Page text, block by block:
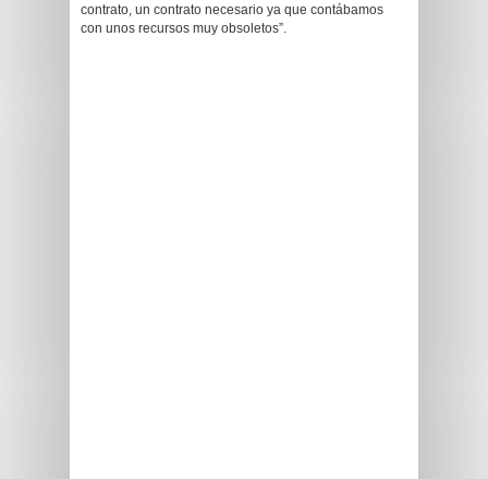
contrato, un contrato necesario ya que contábamos
con unos recursos muy obsoletos”.